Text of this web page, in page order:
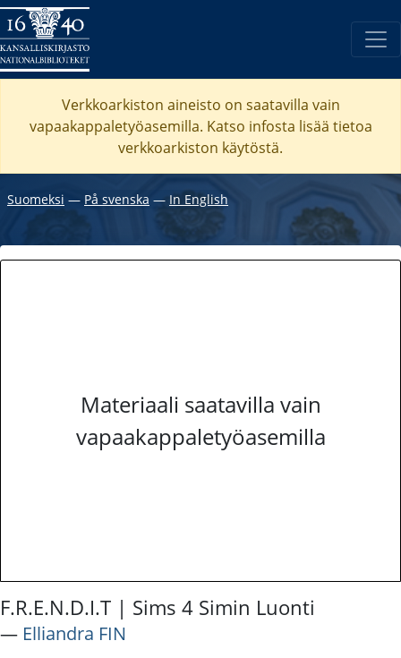
Verkkoarkiston aineisto on saatavilla vain
vapaakappaletyöasemilla. Katso infosta lisää tietoa
verkkoarkiston käytöstä.
Suomeksi ― På svenska ― In English
Materiaali saatavilla vain
vapaakappaletyöasemilla
F.R.E.N.D.I.T | Sims 4 Simin Luonti
― Elliandra FIN